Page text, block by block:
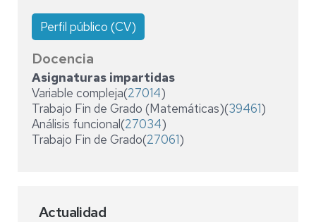
Perfil público (CV)
Docencia
Asignaturas impartidas
Variable compleja(27014)
Trabajo Fin de Grado (Matemáticas)(39461)
Análisis funcional(27034)
Trabajo Fin de Grado(27061)
Actualidad